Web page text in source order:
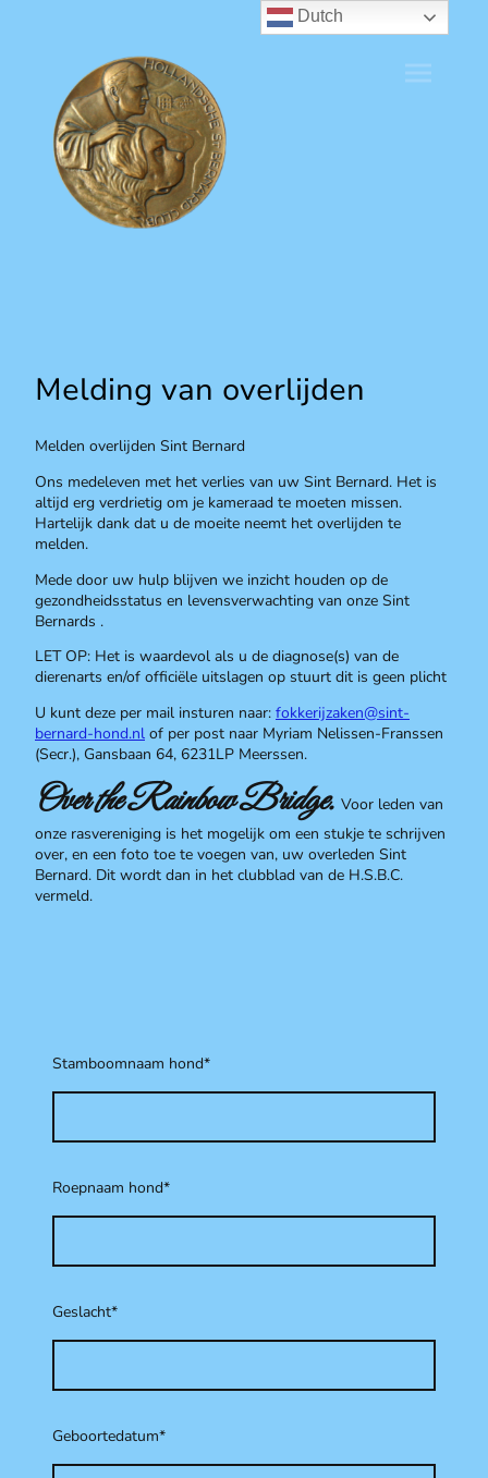
Melding van overlijden
Melden overlijden Sint Bernard
Ons medeleven met het verlies van uw Sint Bernard. Het is
altijd erg verdrietig om je kameraad te moeten missen.
Hartelijk dank dat u de moeite neemt het overlijden te
melden.
Mede door uw hulp blijven we inzicht houden op de
gezondheidsstatus en levensverwachting van onze Sint
Bernards .
LET OP: Het is waardevol als u de diagnose(s) van de
dierenarts en/of officiële uitslagen op stuurt dit is geen plicht
U kunt deze per mail insturen naar: fokkerijzaken@sint-
bernard-hond.nl of per post naar Myriam Nelissen-Franssen
(Secr.), Gansbaan 64, 6231LP Meerssen.
Over the Rainbow Bridge. Voor leden van
onze rasvereniging is het mogelijk om een stukje te schrijven
over, en een foto toe te voegen van, uw overleden Sint
Bernard. Dit wordt dan in het clubblad van de H.S.B.C.
vermeld.
Stamboomnaam hond*
Roepnaam hond*
Geslacht*
Geboortedatum*
Dutch